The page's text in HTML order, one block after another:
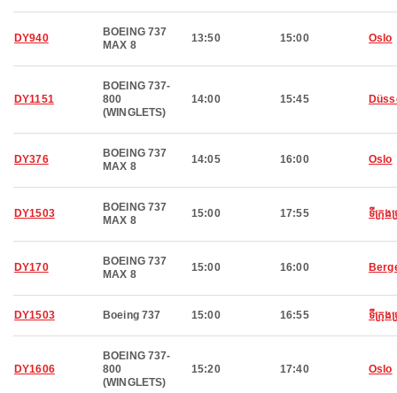
DY940
BOEING 737
MAX 8
13:50 15:00 Oslo
DY1151
BOEING 737-
800
(WINGLETS)
14:00 15:45
DY376
BOEING 737
MAX 8
14:05 16:00 Oslo
DY1503
BOEING 737
MAX 8
15:00 17:55 ទីក្រុង
DY170
BOEING 737
MAX 8
15:00 16:00
DY1503 Boeing 737 15:00 16:55 ទីក្រុង
DY1606
BOEING 737-
800
(WINGLETS)
15:20 17:40 Oslo